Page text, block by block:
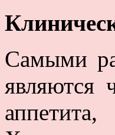
Самыми
являются